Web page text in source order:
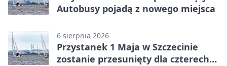
Autobusy pojadą z nowego miejsca
6 sierpnia 2026
Przystanek 1 Maja w Szczecinie
zostanie przesunięty dla czterech